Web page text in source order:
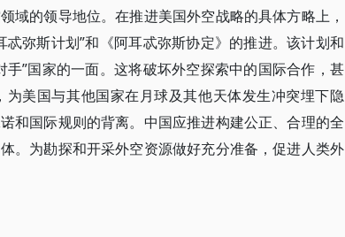
域的领导地位。在推进美国外空战略的具体方略上，
弥斯计划”和《阿耳忒弥斯协定》的推进。该计划和
”国家的一面。这将破坏外空探索中的国际合作，甚
美国与其他国家在月球及其他天体发生冲突埋下隐
和国际规则的背离。中国应推进构建公正、合理的全
。为勘探和开采外空资源做好充分准备，促进人类外